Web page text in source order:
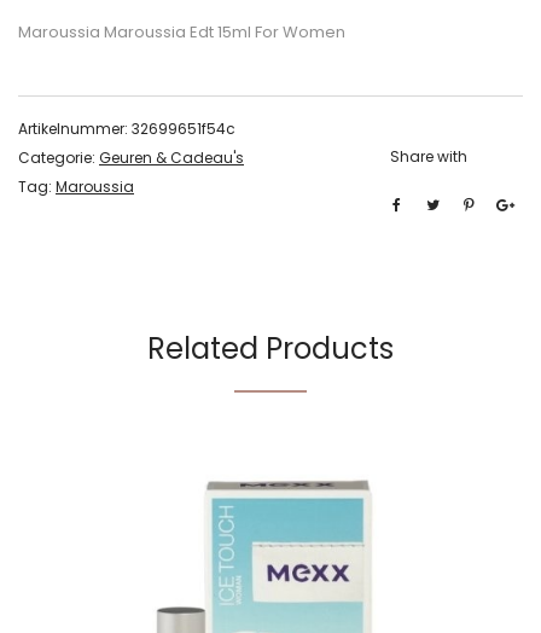
Maroussia Maroussia Edt 15ml For Women
Artikelnummer: 32699651f54c
Categorie: Geuren & Cadeau's
Tag: Maroussia
Share with
Related Products